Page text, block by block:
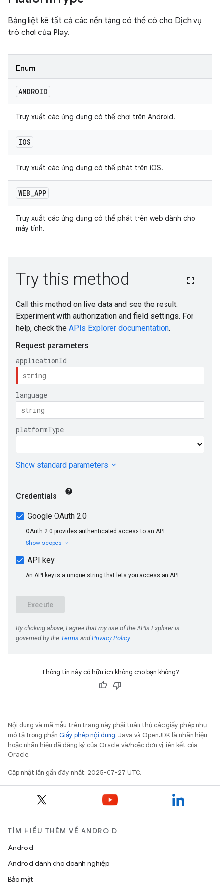
Bảng liệt kê tất cả các nền tảng có thể có cho Dịch vụ
trò chơi của Play.
Enum
ANDROID
Truy xuất các ứng dụng có thể chơi trên Android.
IOS
Truy xuất các ứng dụng có thể phát trên iOS.
WEB_APP
Truy xuất các ứng dụng có thể phát trên web dành cho
máy tính.
Thông tin này có hữu ích không cho bạn không?
Nội dung và mã mẫu trên trang này phải tuân thủ các giấy phép như
mô tả trong phần Giấy phép nội dung. Java và OpenJDK là nhãn hiệu
hoặc nhãn hiệu đã đăng ký của Oracle và/hoặc đơn vị liên kết của
Oracle.
Cập nhật lần gần đây nhất: 2025-07-27 UTC.
TÌM HIỂU THÊM VỀ ANDROID
Android
Android dành cho doanh nghiệp
Bảo mật